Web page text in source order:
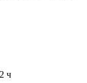
ч